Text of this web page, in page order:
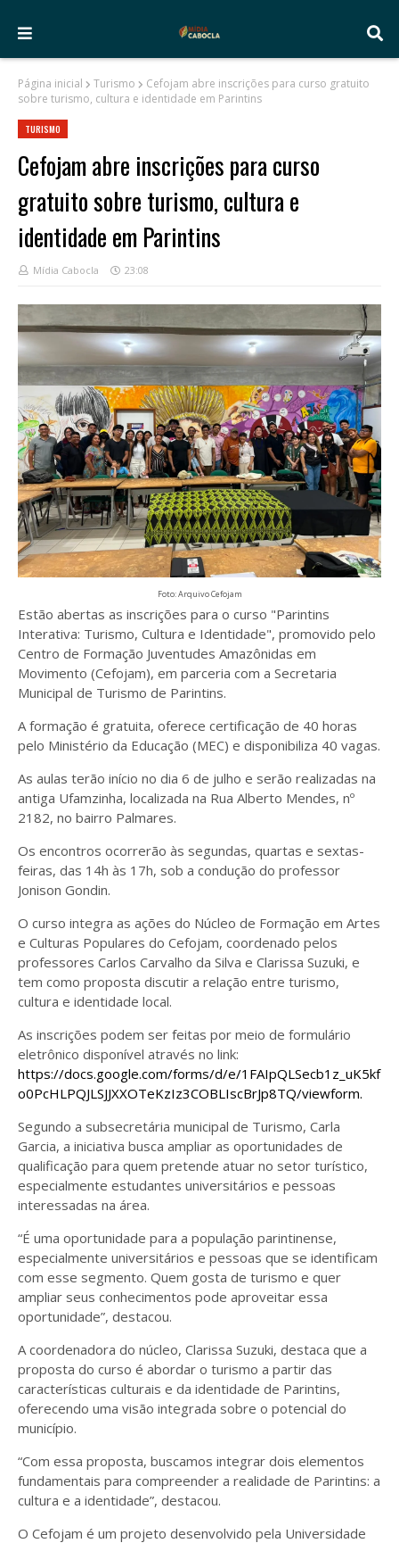
Página inicial Turismo
Cefojam abre inscrições para curso gratuito
sobre turismo, cultura e identidade em Parintins
TURISMO
Cefojam abre inscrições para curso
gratuito sobre turismo, cultura e
identidade em Parintins
Mídia Cabocla 23:08
Foto: Arquivo Cefojam
Estão abertas as inscrições para o curso "Parintins
Interativa: Turismo, Cultura e Identidade", promovido pelo
Centro de Formação Juventudes Amazônidas em
Movimento (Cefojam), em parceria com a Secretaria
Municipal de Turismo de Parintins.
A formação é gratuita, oferece certificação de 40 horas
pelo Ministério da Educação (MEC) e disponibiliza 40 vagas.
As aulas terão início no dia 6 de julho e serão realizadas na
antiga Ufamzinha, localizada na Rua Alberto Mendes, nº
2182, no bairro Palmares.
Os encontros ocorrerão às segundas, quartas e sextas-
feiras, das 14h às 17h, sob a condução do professor
Jonison Gondin.
O curso integra as ações do Núcleo de Formação em Artes
e Culturas Populares do Cefojam, coordenado pelos
professores Carlos Carvalho da Silva e Clarissa Suzuki, e
tem como proposta discutir a relação entre turismo,
cultura e identidade local.
As inscrições podem ser feitas por meio de formulário
eletrônico disponível através no link:
https://docs.google.com/forms/d/e/1FAIpQLSecb1z_uK5kf
o0PcHLPQJLSJJXXOTeKzIz3COBLIscBrJp8TQ/viewform.
Segundo a subsecretária municipal de Turismo, Carla
Garcia, a iniciativa busca ampliar as oportunidades de
qualificação para quem pretende atuar no setor turístico,
especialmente estudantes universitários e pessoas
interessadas na área.
“É uma oportunidade para a população parintinense,
especialmente universitários e pessoas que se identificam
com esse segmento. Quem gosta de turismo e quer
ampliar seus conhecimentos pode aproveitar essa
oportunidade”, destacou.
A coordenadora do núcleo, Clarissa Suzuki, destaca que a
proposta do curso é abordar o turismo a partir das
características culturais e da identidade de Parintins,
oferecendo uma visão integrada sobre o potencial do
município.
“Com essa proposta, buscamos integrar dois elementos
fundamentais para compreender a realidade de Parintins: a
cultura e a identidade”, destacou.
O Cefojam é um projeto desenvolvido pela Universidade